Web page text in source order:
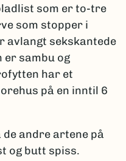
som er to-tre
som stopper i
avlangt sekskantede
er sambu og
har et
på en inntil 6
andre artene på
og butt spiss.